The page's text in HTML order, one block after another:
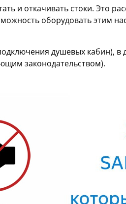
и откачивать стоки. Это
оборудовать этим
душевых кабин),
законодательством).